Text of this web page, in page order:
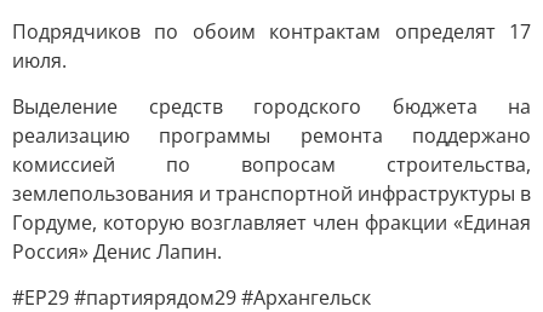
Подрядчиков по обоим контрактам определят 17
июля.
Выделение средств городского бюджета на
реализацию программы ремонта поддержано
комиссией по вопросам строительства,
землепользования и транспортной инфраструктуры в
Гордуме, которую возглавляет член фракции «Единая
Россия» Денис Лапин.
#ЕР29 #партиярядом29 #Архангельск